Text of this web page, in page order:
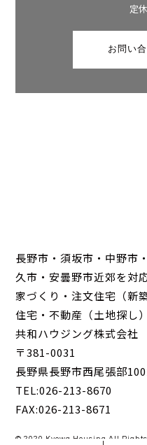
定
お問い
長野市・須坂市・中野市
久市・安曇野市近郊を対
家づくり・注文住宅（新
住宅・不動産（土地探し
共和ハウジング株式会社
〒381-0031
長野県長野市西尾張部
TEL:026-213-8670
FAX:026-213-8671
© 2020 Kyowa Housing All